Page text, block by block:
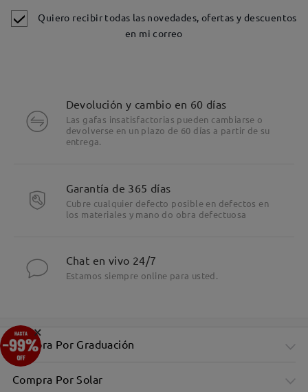
Quiero recibir todas las novedades, ofertas y descuentos
en mi correo
Devolución y cambio en 60 días
Las gafas insatisfactorias pueden cambiarse o
devolverse en un plazo de 60 días a partir de su
entrega.
Garantía de 365 días
Cubre cualquier defecto posible en defectos en
los materiales y mano do obra defectuosa
Chat en vivo 24/7
Estamos siempre online para usted.
Compra Por Graduación
Compra Por Solar
×